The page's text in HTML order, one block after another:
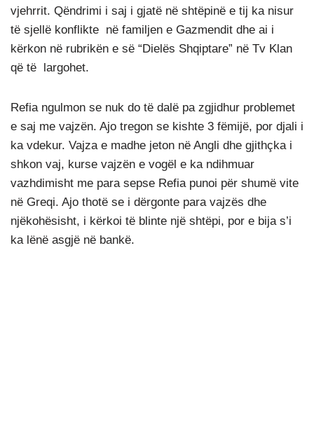
vjehrrit. Qëndrimi i saj i gjatë në shtëpinë e tij ka nisur
të sjellë konflikte në familjen e Gazmendit dhe ai i
kërkon në rubrikën e së “Dielës Shqiptare” në Tv Klan
që të largohet.
Refia ngulmon se nuk do të dalë pa zgjidhur problemet
e saj me vajzën. Ajo tregon se kishte 3 fëmijë, por djali i
ka vdekur. Vajza e madhe jeton në Angli dhe gjithçka i
shkon vaj, kurse vajzën e vogël e ka ndihmuar
vazhdimisht me para sepse Refia punoi për shumë vite
në Greqi. Ajo thotë se i dërgonte para vajzës dhe
njëkohësisht, i kërkoi të blinte një shtëpi, por e bija s’i
ka lënë asgjë në bankë.